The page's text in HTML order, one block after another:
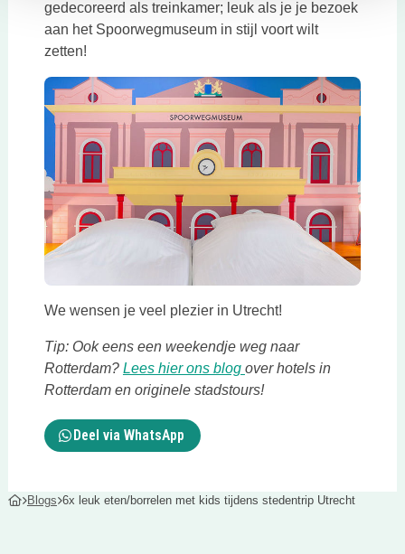
gedecoreerd als treinkamer; leuk als je je bezoek
aan het Spoorwegmuseum in stijl voort wilt
zetten!
We wensen je veel plezier in Utrecht!
Tip: Ook eens een weekendje weg naar
Rotterdam? Lees hier ons blog Deze link opent in een
over hotels in
Rotterdam en originele stadstours!
Deel via WhatsApp
Blogs 6x leuk eten/borrelen met kids tijdens stedentrip Utrecht